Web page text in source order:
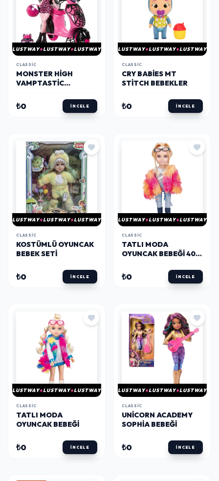
LUSTWAY LUSTWAY LUSTWAY
CLASSIC
MONSTER HIGH
VAMPTASTIC
DRACULAURA
₺0 İNCELE
LUSTWAY LUSTWAY LUSTWAY
CLASSIC
CRY BABIES MT
STITCH BEBEKLER
₺0 İNCELE
LUSTWAY LUSTWAY LUSTWAY
CLASSIC
KOSTÜMLÜ OYUNCAK
BEBEK SETI
₺0 İNCELE
LUSTWAY LUSTWAY LUSTWAY
CLASSIC
TATLI MODA
OYUNCAK BEBEĞI 40
₺0 İNCELE
LUSTWAY LUSTWAY LUSTWAY
CLASSIC
TATLI MODA
OYUNCAK BEBEĞI
₺0 İNCELE
LUSTWAY LUSTWAY LUSTWAY
CLASSIC
UNICORN ACADEMY
SOPHIA BEBEĞI
₺0 İNCELE